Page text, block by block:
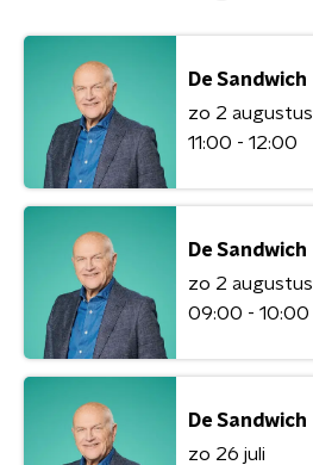
De Sandwich
zo 2 augustus
11:00 - 12:00
De Sandwich
zo 2 augustus
09:00 - 10:00
De Sandwich
zo 26 juli